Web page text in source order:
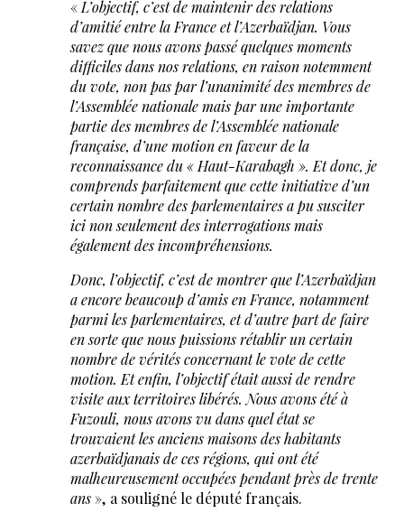
«L’objectif, c’est de maintenir des relations
d’amitié entre la France et l’Azerbaïdjan. Vous
savez que nous avons passé quelques moments
difficiles dans nos relations, en raison notemment
du vote, non pas par l’unanimité des membres de
l’Assemblée nationale mais par une importante
partie des membres de l’Assemblée nationale
française, d’une motion en faveur de la
reconnaissance du « Haut-Karabagh ». Et donc, je
comprends parfaitement que cette initiative d’un
certain nombre des parlementaires a pu susciter
ici non seulement des interrogations mais
également des incompréhensions.
Donc, l’objectif, c’est de montrer que l’Azerbaïdjan
a encore beaucoup d’amis en France, notamment
parmi les parlementaires, et d’autre part de faire
en sorte que nous puissions rétablir un certain
nombre de vérités concernant le vote de cette
motion. Et enfin, l’objectif était aussi de rendre
visite aux territoires libérés. Nous avons été à
Fuzouli, nous avons vu dans quel état se
trouvaient les anciens maisons des habitants
azerbaïdjanais de ces régions, qui ont été
malheureusement occupées pendant près de trente
ans», a souligné le député français.